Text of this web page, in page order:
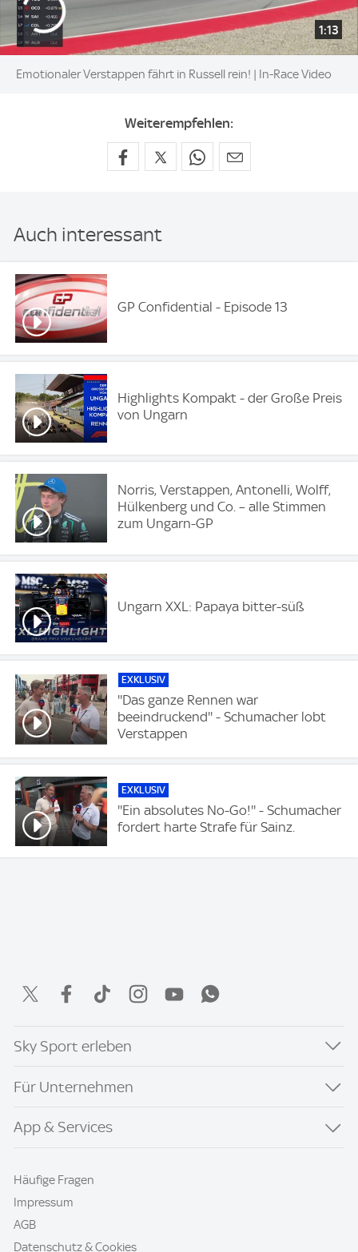
1:13
Emotionaler Verstappen fährt in Russell rein! | In-Race Video
Weiterempfehlen:
Auch interessant
GP Confidential - Episode 13
Highlights Kompakt - der Große Preis
von Ungarn
Norris, Verstappen, Antonelli, Wolff,
Hülkenberg und Co. – alle Stimmen
zum Ungarn-GP
Ungarn XXL: Papaya bitter-süß
EXKLUSIV
''Das ganze Rennen war
beeindruckend'' - Schumacher lobt
Verstappen
EXKLUSIV
''Ein absolutes No-Go!'' - Schumacher
fordert harte Strafe für Sainz.
Sky Sport erleben
Für Unternehmen
App & Services
Häufige Fragen
Impressum
AGB
Datenschutz & Cookies